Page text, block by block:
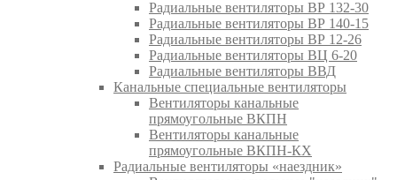
Радиальные вентиляторы ВР 132-30
Радиальные вентиляторы ВР 140-15
Радиальные вентиляторы ВР 12-26
Радиальные вентиляторы ВЦ 6-20
Радиальные вентиляторы ВВД
Канальные специальные вентиляторы
Вентиляторы канальные
прямоугольные ВКПН
Вентиляторы канальные
прямоугольные ВКПН-КХ
Радиальные вентиляторы «наездник»